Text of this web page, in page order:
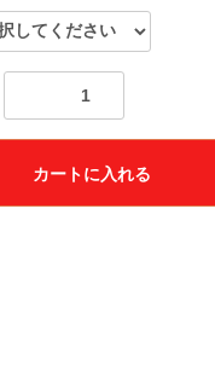
カートに入れる